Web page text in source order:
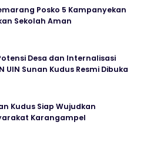
Posko 5 Kampanyekan
Sekolah Aman
Desa dan Internalisasi
UIN Sunan Kudus Resmi Dibuka
Kudus Siap Wujudkan
Karangampel